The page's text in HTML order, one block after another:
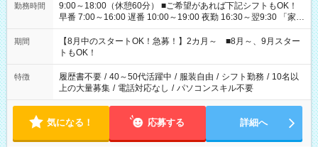
勤務時間
9:00～18:00（休憩60分） ■ご希望があれば下記シフトもOK！
早番 7:00～16:00 遅番 10:00～19:00 夜勤 16:30～翌9:30 「家族
と休みを合わせたい」 「余裕を持って夕飯の準備がしたい」
「できれば残業はしたくない」 など、ご希望を教えてください
ね。 ※Wワーク希望の方へ 今ご覧のお仕事で希望する勤務時間
と、もう1つのお仕事の勤務時間。 合計で週40時間を超える場
合は応募できません。
期間
【8月中のスタートOK！急募！】2カ月～ ■8月～、9月スター
トもOK！
特徴 履歴書不要 / 40～50代活躍中 / 服装自由 / シフト勤務 / 10名以
上の大量募集 / 電話対応なし / パソコンスキル不要
気になる！ 応募する 詳細へ